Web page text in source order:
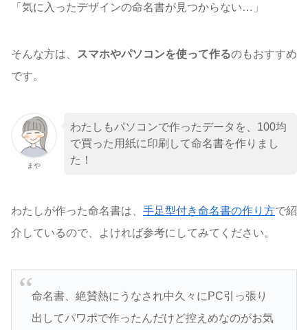
「気に入ったデザインの命名書が見つからない…」
そんな方は、 スマホやパソコンを使って作るのもおすすめ
です。
まや
わたしもパソコンで作ったデータを、100均
で買った用紙に印刷して命名書を作りまし
た！
わたしが作った命名書は、 手足型付き命名書の作り方で紹
介しているので、よければ参考にしてみてください。
命名書、絶賛熱にうなされ中久々にPC引っ張り
出してパワポで作ったんだけど控えめなのがお気